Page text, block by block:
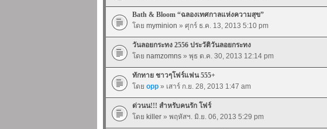
Bath & Bloom “ฉลองเทศกาลแห่งความสุข”
โดย myminion » ศุกร์ ธ.ค. 13, 2013 5:10 pm
วันลอยกระทง 2556 ประวัติวันลอยกระทง
โดย namzomns » พุธ ต.ค. 30, 2013 12:14 pm
ทักทาย ชาวๆโฟร์แฟน 555+
โดย opp » เสาร์ ก.ย. 28, 2013 1:47 am
ด่วนน!!! สำหรับคนรัก โฟร์
โดย killer » พฤหัสฯ. มิ.ย. 06, 2013 5:29 pm